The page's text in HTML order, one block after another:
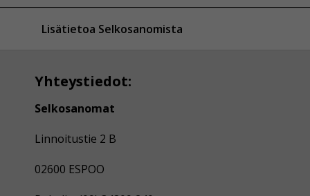
Lisätietoa Selkosanomista
Yhteystiedot:
Selkosanomat
Linnoitustie 2 B
02600 ESPOO